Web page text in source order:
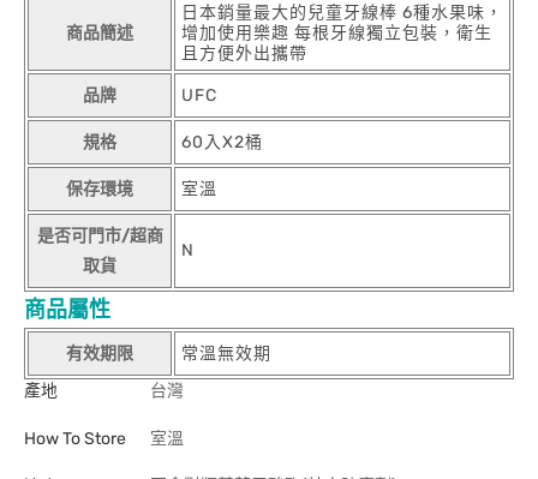
商品簡述
日本銷量最大的兒童牙線棒 6種水果味，
增加使用樂趣 每根牙線獨立包裝，衛生
且方便外出攜帶
品牌 UFC
規格 60入X2桶
保存環境 室溫
是否可門市/超商
取貨
N
商品屬性
有效期限
常溫無效期
產地
台灣
How To Store 室溫